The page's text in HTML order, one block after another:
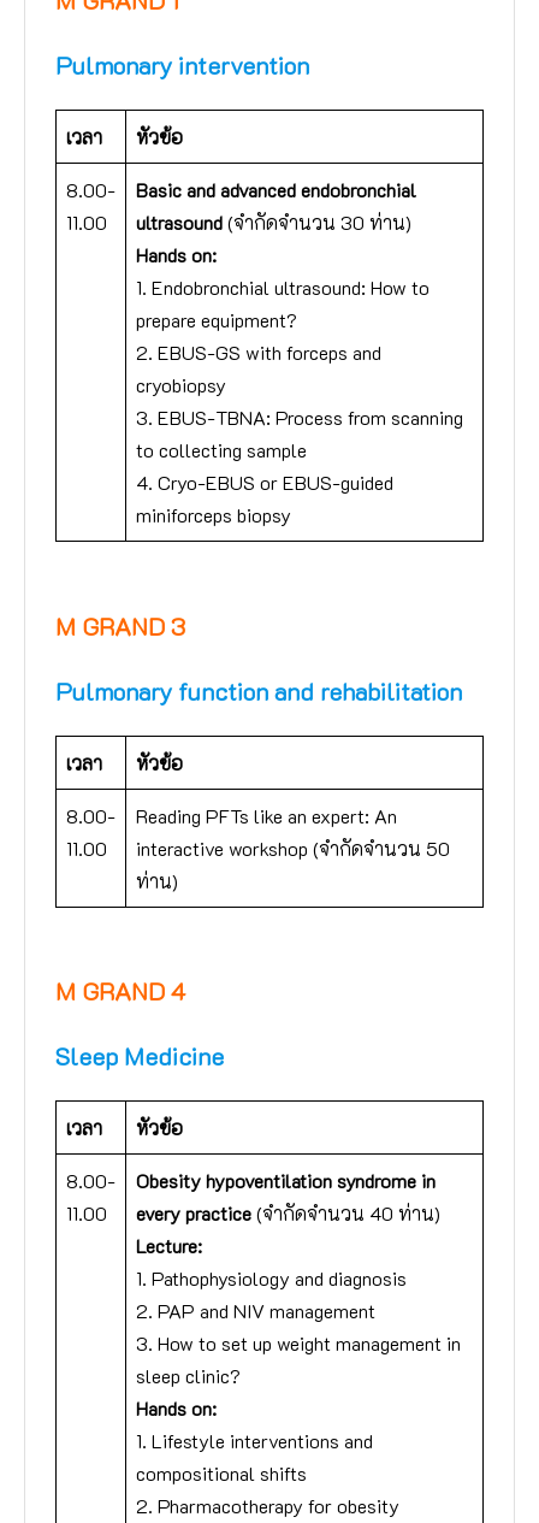
Pulmonary intervention
เวลา หัวข้อ
8.00-
11.00
Basic and advanced endobronchial
ultrasound(จำกัดจำนวน 30 ท่าน)
Hands on:
1. Endobronchial ultrasound: How to
prepare equipment?
2. EBUS-GS with forceps and
cryobiopsy
3. EBUS-TBNA: Process from scanning
to collecting sample
4. Cryo-EBUS or EBUS-guided
miniforceps biopsy
M GRAND 3
Pulmonary function and rehabilitation
เวลา หัวข้อ
8.00-
11.00
Reading PFTs like an expert: An
interactive workshop (จำกัดจำนวน 50
ท่าน)
M GRAND 4
Sleep Medicine
เวลา หัวข้อ
8.00-
11.00
Obesity hypoventilation syndrome in
every practice(จำกัดจำนวน 40 ท่าน)
Lecture:
1. Pathophysiology and diagnosis
2. PAP and NIV management
3. How to set up weight management in
sleep clinic?
Hands on:
1. Lifestyle interventions and
compositional shifts
2. Pharmacotherapy for obesity